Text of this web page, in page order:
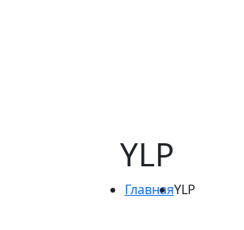
YLP
ГлавнаяYLP